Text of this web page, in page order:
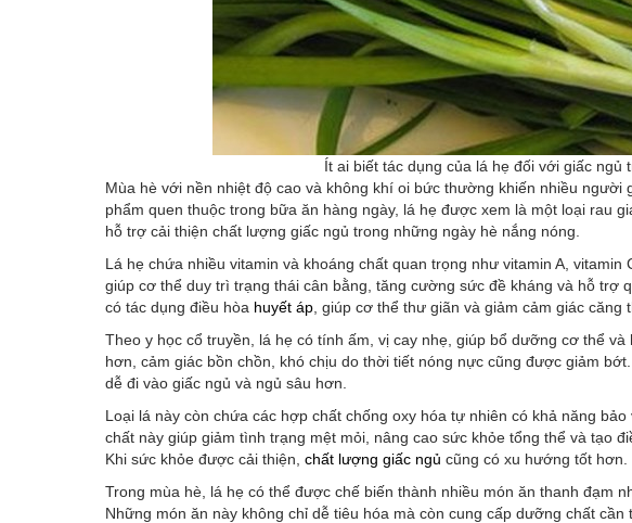
Ít ai biết tác dụng của lá hẹ đối với giấc ngủ
Mùa hè với nền nhiệt độ cao và không khí oi bức thường khiến nhiều người
phẩm quen thuộc trong bữa ăn hàng ngày, lá hẹ được xem là một loại rau
hỗ trợ cải thiện chất lượng giấc ngủ trong những ngày hè nắng nóng.
Lá hẹ chứa nhiều vitamin và khoáng chất quan trọng như vitamin A,
giúp cơ thể duy trì trạng thái cân bằng, tăng cường sức đề kháng và hỗ trợ
có tác dụng điều hòa huyết áp , giúp cơ thể thư giãn và giảm cảm giác căng
Theo y học cổ truyền, lá hẹ có tính ấm, vị cay nhẹ, giúp bổ dưỡng cơ thể
hơn, cảm giác bồn chồn, khó chịu do thời tiết nóng nực cũng được giảm
dễ đi vào giấc ngủ và ngủ sâu hơn.
Loại lá này còn chứa các hợp chất chống oxy hóa tự nhiên có khả năng
chất này giúp giảm tình trạng mệt mỏi, nâng cao sức khỏe tổng thể và tạo
Khi sức khỏe được cải thiện, chất lượng giấc ngủ cũng có xu hướng tốt hơn.
Trong mùa hè, lá hẹ có thể được chế biến thành nhiều món ăn thanh đạm
Những món ăn này không chỉ dễ tiêu hóa mà còn cung cấp dưỡng chất